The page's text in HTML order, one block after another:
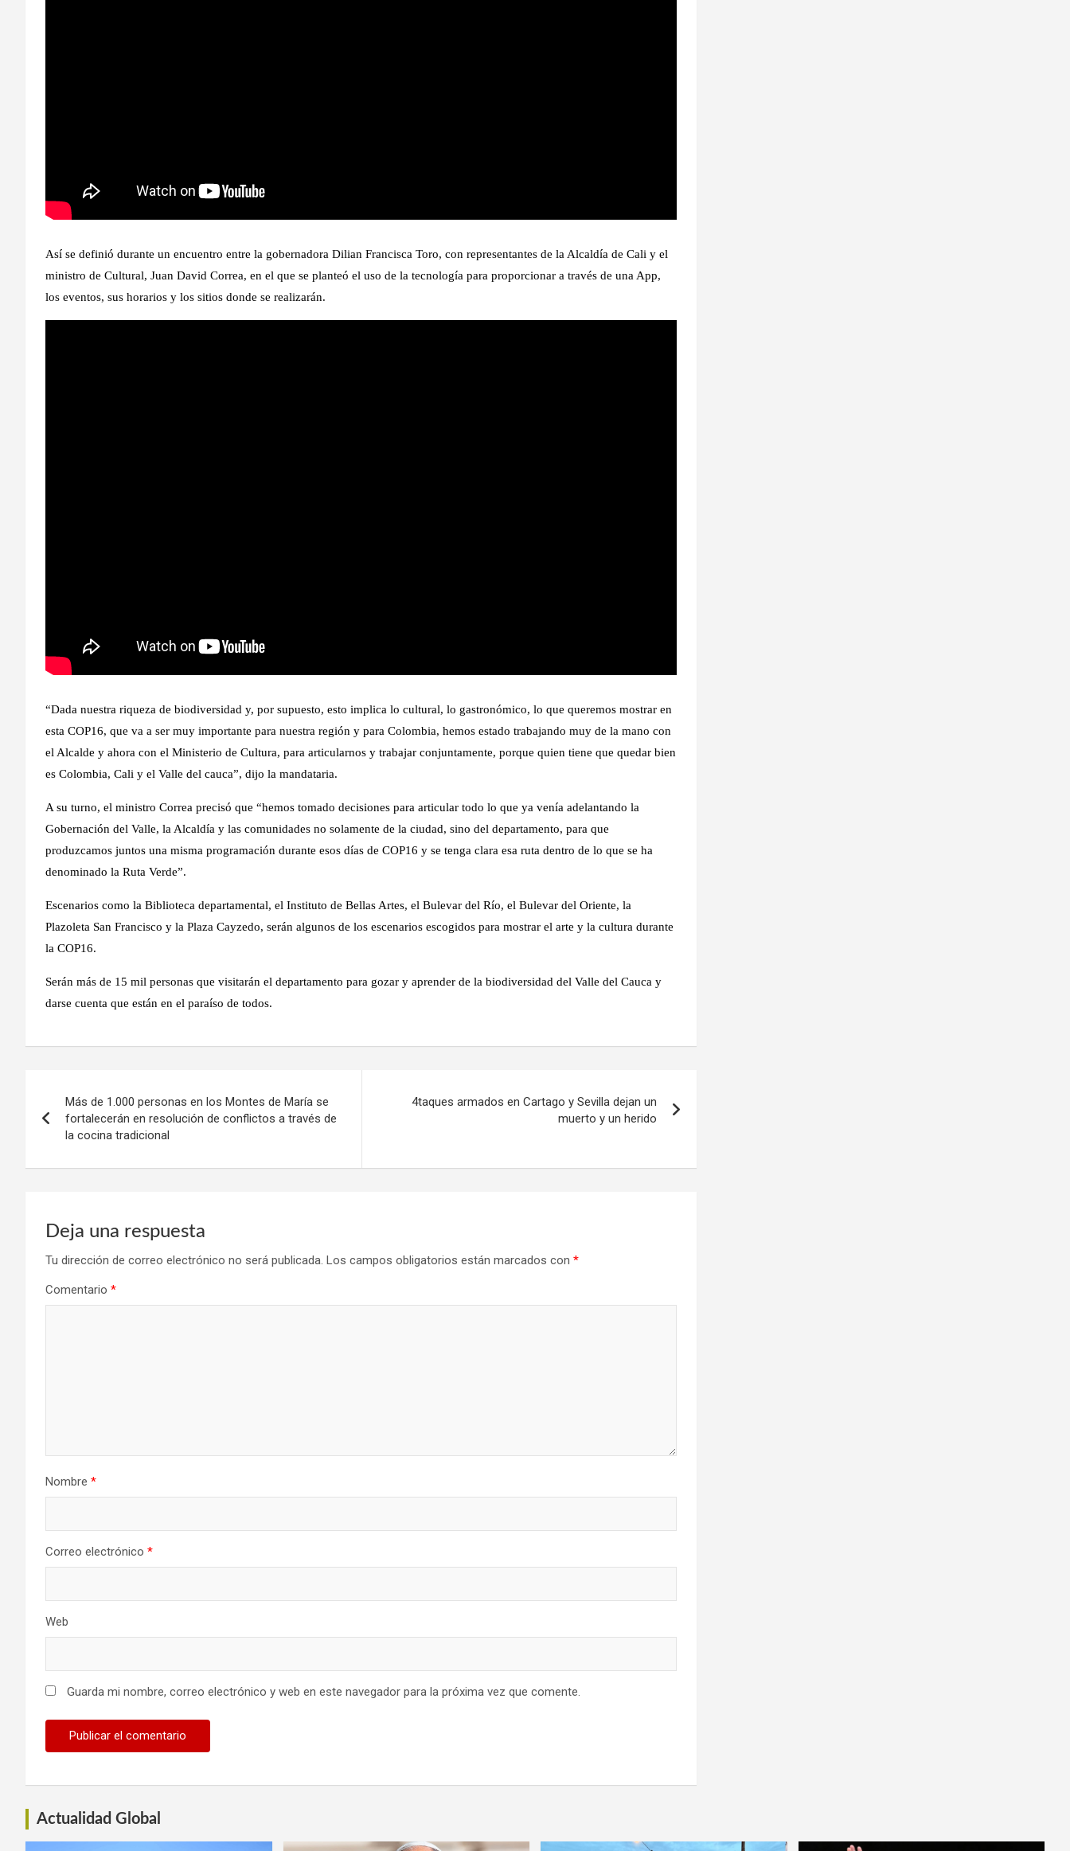
Así se definió durante un encuentro entre la gobernadora Dilian Francisca Toro, con representantes de la Alcaldía de Cali y el
ministro de Cultural, Juan David Correa, en el que se planteó el uso de la tecnología para proporcionar a través de una App,
los eventos, sus horarios y los sitios donde se realizarán.
“Dada nuestra riqueza de biodiversidad y, por supuesto, esto implica lo cultural, lo gastronómico, lo que queremos mostrar en
esta COP16, que va a ser muy importante para nuestra región y para Colombia, hemos estado trabajando muy de la mano con
el Alcalde y ahora con el Ministerio de Cultura, para articularnos y trabajar conjuntamente, porque quien tiene que quedar bien
es Colombia, Cali y el Valle del cauca”, dijo la mandataria.
A su turno, el ministro Correa precisó que “hemos tomado decisiones para articular todo lo que ya venía adelantando la
Gobernación del Valle, la Alcaldía y las comunidades no solamente de la ciudad, sino del departamento, para que
produzcamos juntos una misma programación durante esos días de COP16 y se tenga clara esa ruta dentro de lo que se ha
denominado la Ruta Verde”.
Escenarios como la Biblioteca departamental, el Instituto de Bellas Artes, el Bulevar del Río, el Bulevar del Oriente, la
Plazoleta San Francisco y la Plaza Cayzedo, serán algunos de los escenarios escogidos para mostrar el arte y la cultura durante
la COP16.
Serán más de 15 mil personas que visitarán el departamento para gozar y aprender de la biodiversidad del Valle del Cauca y
darse cuenta que están en el paraíso de todos.
de
Más de 1.000 personas en los Montes de María se
fortalecerán en resolución de conflictos a través de
la cocina tradicional
4taques armados en Cartago y Sevilla dejan un
muerto y un herido
Deja una respuesta
Tu dirección de correo electrónico no será publicada. Los campos obligatorios están marcados con *
Comentario *
Nombre *
Correo electrónico *
Web
Guarda mi nombre, correo electrónico y web en este navegador para la próxima vez que comente.
Actualidad Global